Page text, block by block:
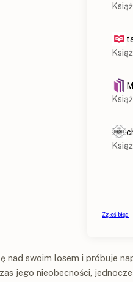
nad swoim losem i próbuje
jego nieobecności,